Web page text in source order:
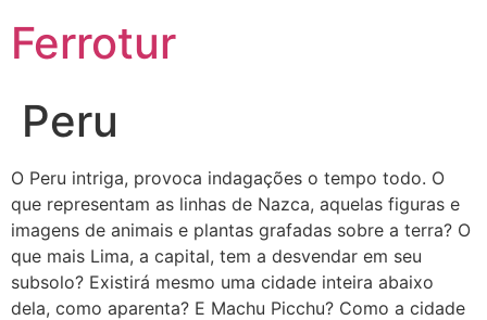
Ferrotur
Peru
O Peru intriga, provoca indagações o tempo todo. O
que representam as linhas de Nazca, aquelas figuras e
imagens de animais e plantas grafadas sobre a terra? O
que mais Lima, a capital, tem a desvendar em seu
subsolo? Existirá mesmo uma cidade inteira abaixo
dela, como aparenta? E Machu Picchu? Como a cidade